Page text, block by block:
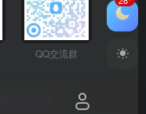
QQ交流群
号